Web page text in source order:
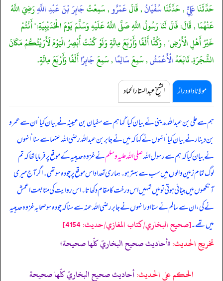
حَدَّثَنَاعَلِيٌّ, حَدَّثَنَاسُفْيَانُ, قَالَعَمْرٌو, سَمِعْتُجَابِرَ بْنَ عَبْدِ اللَّهِرَضِيَ اللَّهُ
عَنْهُمَا , قَالَ: قَالَ لَنَا رَسُولُ اللَّهِ صَلَّى اللَّهُ عَلَيْهِ وَسَلَّمَ يَوْمَ الْحُدَيْبِيَةِ:" أَنْتُمْ
خَيْرُ أَهْلِ الْأَرْضِ" , وَكُنَّا أَلْفًا وَأَرْبَعَ مِائَةٍ وَلَوْ كُنْتُ أُبْصِرُ الْيَوْمَ لَأَرَيْتُكُمْ مَكَانَ
الشَّجَرَةِ. تَابَعَهُالْأَعْمَشُ, سَمِعَسَالِمًا, سَمِعَجَابِرًاأَلْفًا وَأَرْبَعَ مِائَةٍ.
مولانا داود راز الشیخ عبدالستار الحماد
ہم سے علی بن عبداللہ مدینی نے بیان کیا ‘ کہا ہم سے سفیان بن عیینہ نے بیان کیا ‘ ان سے عمرو
بن دینار نے بیان کیا ‘ انہوں نے کہا کہ میں نے جابر بن عبداللہ رضی اللہ عنہما سے سنا ‘ انہوں
نے بیان کیا کہہم سے رسول اللہصلی اللہ علیہ وسلمنے غزوہ حدیبیہ کے موقع پر فرمایا تھا کہ تم
لوگ تمام زمین والوں میں سب سے بہتر ہو۔ ہماری تعداد اس موقع پر چودہ سو تھی۔ اگر آج میری
آنکھوں میں بینائی ہوتی تو میں تمہیں اس درخت کا مقام دکھاتا۔ اس روایت کی متابعت اعمش
نے کی، ان سے سالم نے سنا اور انہوں نے جابر رضی اللہ عنہ سے سنا کہ چودہ سو صحابہ غزوہ حدیبیہ
میں تھے۔[صحيح البخاري/كتاب المغازي/حدیث: 4154]
تخریج الحدیث:«أحاديث صحيح البخاريّ كلّها صحيحة»
الحكم على الحديث:أحاديث صحيح البخاريّ كلّها صحيحة